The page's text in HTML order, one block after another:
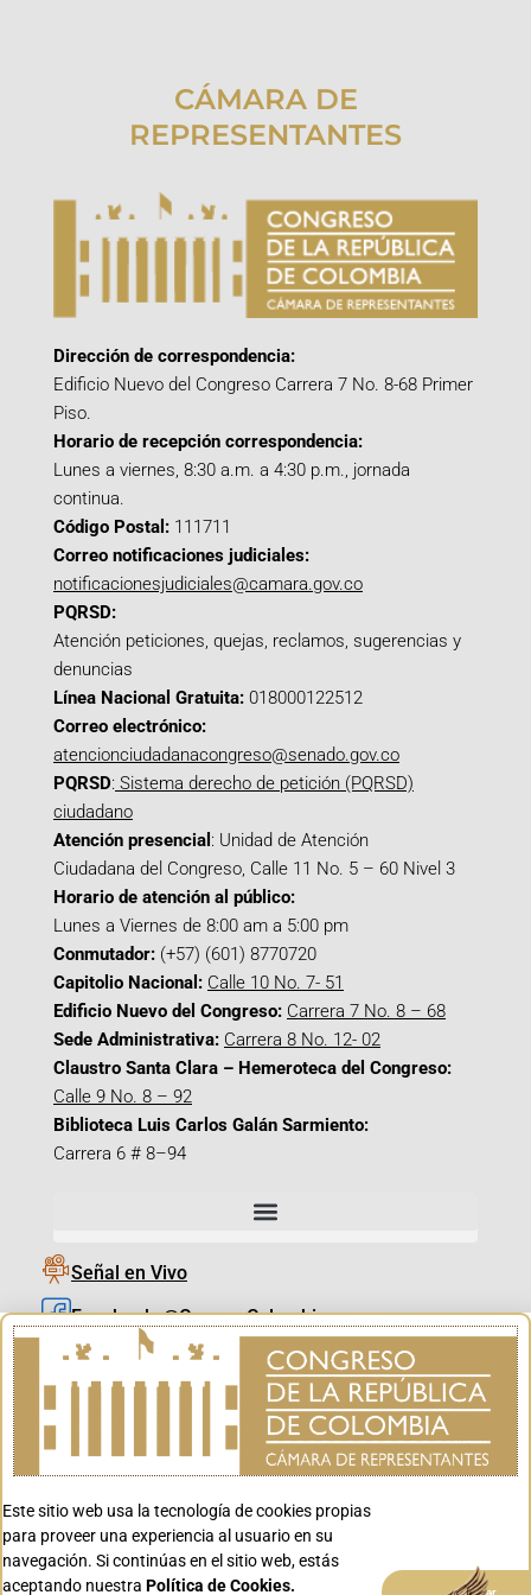
CÁMARA DE
REPRESENTANTES
Dirección de correspondencia:
Edificio Nuevo del Congreso Carrera 7 No. 8-68 Primer
Piso.
Horario de recepción correspondencia:
Lunes a viernes, 8:30 a.m. a 4:30 p.m., jornada
continua.
Código Postal: 111711
Correo notificaciones judiciales:
notificacionesjudiciales@camara.gov.co
PQRSD:
Atención peticiones, quejas, reclamos, sugerencias y
denuncias
Línea Nacional Gratuita: 018000122512
Correo electrónico:
atencionciudadanacongreso@senado.gov.co
PQRSD: Sistema derecho de petición (PQRSD)
ciudadano
Atención presencial : Unidad de Atención
Ciudadana del Congreso, Calle 11 No. 5 – 60 Nivel 3
Horario de atención al público:
Lunes a Viernes de 8:00 am a 5:00 pm
Conmutador: (+57) (601) 8770720
Capitolio Nacional: Calle 10 No. 7- 51
Edificio Nuevo del Congreso: Carrera 7 No. 8 – 68
Sede Administrativa: Carrera 8 No. 12- 02
Claustro Santa Clara – Hemeroteca del Congreso:
Calle 9 No. 8 – 92
Biblioteca Luis Carlos Galán Sarmiento:
Carrera 6 # 8–94
Señal en Vivo
Facebook_@CamaraColombia
Instagram_@CamaraColombia
X_@CamaraColombia
Youtube_@CamaraColombia
Youtube_@CanalCongreso
Este sitio web usa la tecnología de cookies propias
para proveer una experiencia al usuario en su
navegación. Si continúas en el sitio web, estás
aceptando nuestra Política de Cookies. Aceptar